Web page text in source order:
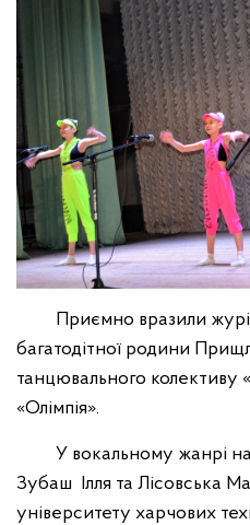
Приємно вразили журі
багатодітної родини
танцювального
«Олімпія».
У вокальному жанрі
Зубаш Ілля та Лісовська
університету харчових